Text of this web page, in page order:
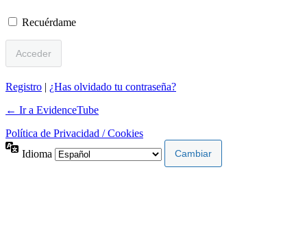
Recuérdame
Registro | ¿Has olvidado tu contraseña?
← Ir a EvidenceTube
Política de Privacidad / Cookies
Idioma